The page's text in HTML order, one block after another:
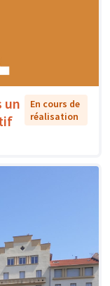
un
En cours de
réalisation